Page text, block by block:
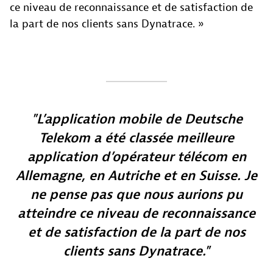
ce niveau de reconnaissance et de satisfaction de
la part de nos clients sans Dynatrace. »
L’application mobile de Deutsche
Telekom a été classée meilleure
application d’opérateur télécom en
Allemagne, en Autriche et en Suisse. Je
ne pense pas que nous aurions pu
atteindre ce niveau de reconnaissance
et de satisfaction de la part de nos
clients sans Dynatrace.